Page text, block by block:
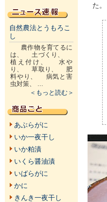
た。
自然農法とうもろこ
し
農作物を育てるに
は、 土づくり、
植え付け、 水や
り、 草取り、 肥
料やり、 病気と害
虫対策、 ...
＜もっと読む＞
あぶらがに
いか一夜干し
いか粕漬
いくら醤油漬
いばらがに
かに
きんき一夜干し